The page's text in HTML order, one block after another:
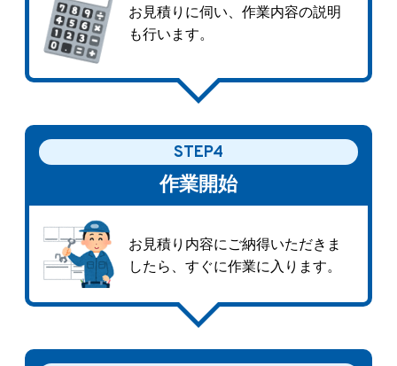
お見積りに伺い、作業内容の説明
も行います。
STEP4
作業開始
お見積り内容にご納得いただきま
したら、すぐに作業に入ります。